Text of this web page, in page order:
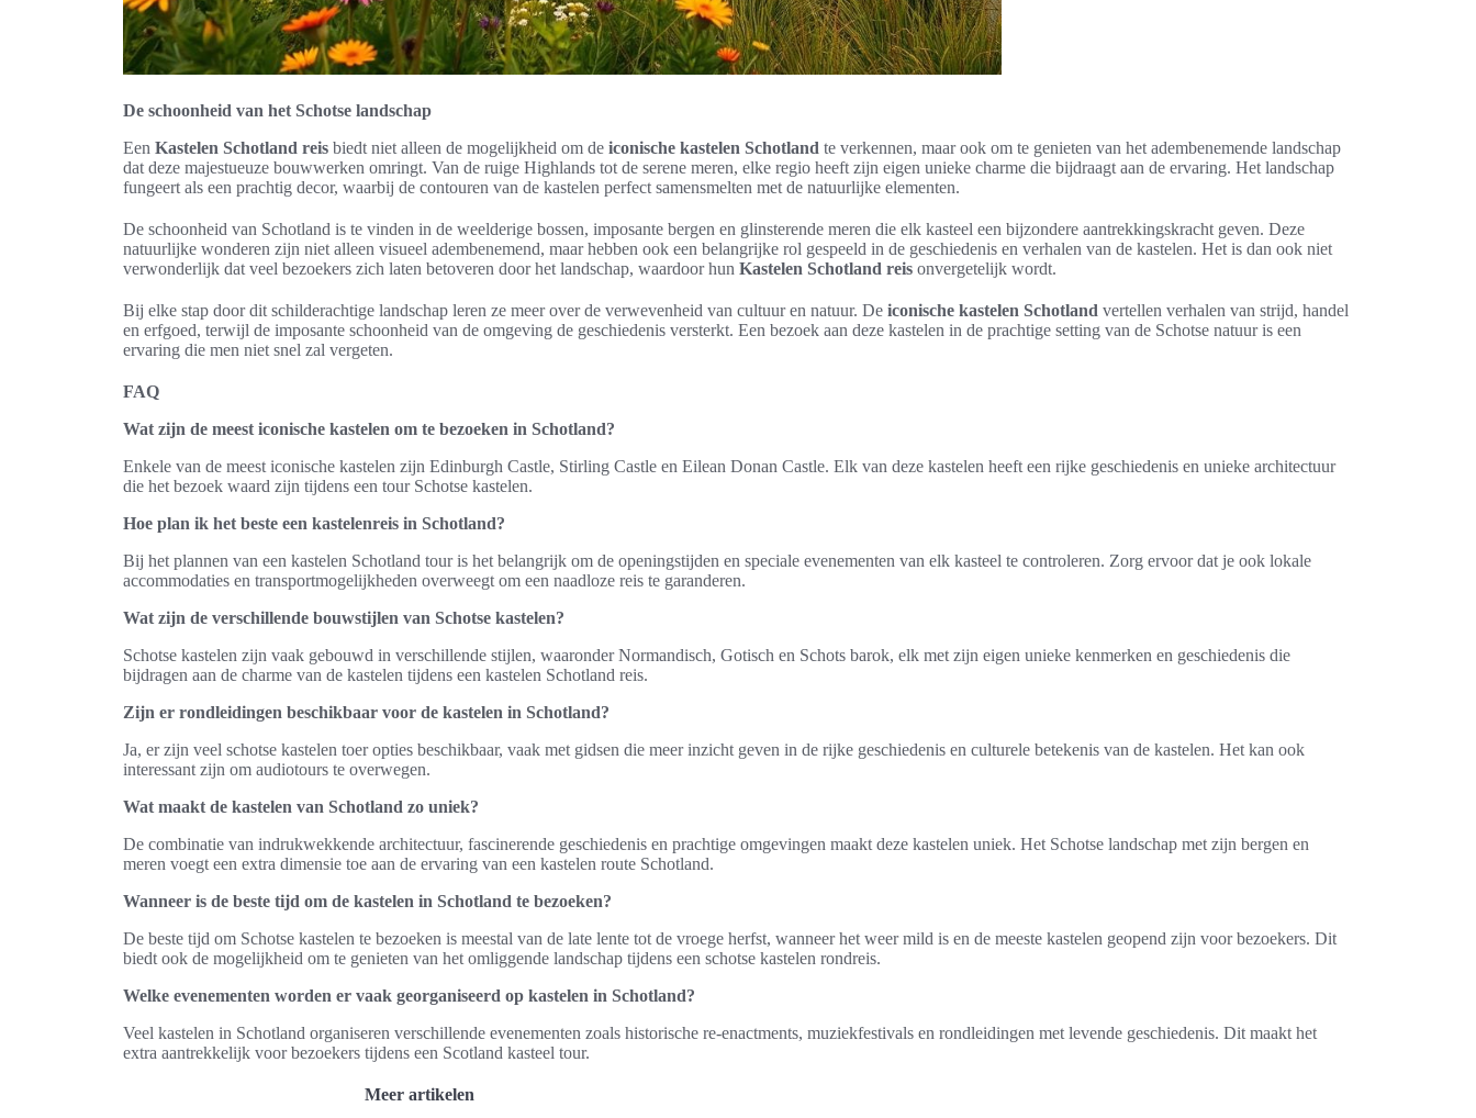
De schoonheid van het Schotse landschap
Een Kastelen Schotland reis biedt niet alleen de mogelijkheid om de iconische kastelen Schotland te verkennen, maar ook om te genieten van het adembenemende landschap
dat deze majestueuze bouwwerken omringt. Van de ruige Highlands tot de serene meren, elke regio heeft zijn eigen unieke charme die bijdraagt aan de ervaring. Het landschap
fungeert als een prachtig decor, waarbij de contouren van de kastelen perfect samensmelten met de natuurlijke elementen.
De schoonheid van Schotland is te vinden in de weelderige bossen, imposante bergen en glinsterende meren die elk kasteel een bijzondere aantrekkingskracht geven. Deze
natuurlijke wonderen zijn niet alleen visueel adembenemend, maar hebben ook een belangrijke rol gespeeld in de geschiedenis en verhalen van de kastelen. Het is dan ook niet
verwonderlijk dat veel bezoekers zich laten betoveren door het landschap, waardoor hun Kastelen Schotland reis onvergetelijk wordt.
Bij elke stap door dit schilderachtige landschap leren ze meer over de verwevenheid van cultuur en natuur. De iconische kastelen Schotland vertellen verhalen van strijd, handel
en erfgoed, terwijl de imposante schoonheid van de omgeving de geschiedenis versterkt. Een bezoek aan deze kastelen in de prachtige setting van de Schotse natuur is een
ervaring die men niet snel zal vergeten.
FAQ
Wat zijn de meest iconische kastelen om te bezoeken in Schotland?
Enkele van de meest iconische kastelen zijn Edinburgh Castle, Stirling Castle en Eilean Donan Castle. Elk van deze kastelen heeft een rijke geschiedenis en unieke architectuur
die het bezoek waard zijn tijdens een tour Schotse kastelen.
Hoe plan ik het beste een kastelenreis in Schotland?
Bij het plannen van een kastelen Schotland tour is het belangrijk om de openingstijden en speciale evenementen van elk kasteel te controleren. Zorg ervoor dat je ook lokale
accommodaties en transportmogelijkheden overweegt om een naadloze reis te garanderen.
Wat zijn de verschillende bouwstijlen van Schotse kastelen?
Schotse kastelen zijn vaak gebouwd in verschillende stijlen, waaronder Normandisch, Gotisch en Schots barok, elk met zijn eigen unieke kenmerken en geschiedenis die
bijdragen aan de charme van de kastelen tijdens een kastelen Schotland reis.
Zijn er rondleidingen beschikbaar voor de kastelen in Schotland?
Ja, er zijn veel schotse kastelen toer opties beschikbaar, vaak met gidsen die meer inzicht geven in de rijke geschiedenis en culturele betekenis van de kastelen. Het kan ook
interessant zijn om audiotours te overwegen.
Wat maakt de kastelen van Schotland zo uniek?
De combinatie van indrukwekkende architectuur, fascinerende geschiedenis en prachtige omgevingen maakt deze kastelen uniek. Het Schotse landschap met zijn bergen en
meren voegt een extra dimensie toe aan de ervaring van een kastelen route Schotland.
Wanneer is de beste tijd om de kastelen in Schotland te bezoeken?
De beste tijd om Schotse kastelen te bezoeken is meestal van de late lente tot de vroege herfst, wanneer het weer mild is en de meeste kastelen geopend zijn voor bezoekers. Dit
biedt ook de mogelijkheid om te genieten van het omliggende landschap tijdens een schotse kastelen rondreis.
Welke evenementen worden er vaak georganiseerd op kastelen in Schotland?
Veel kastelen in Schotland organiseren verschillende evenementen zoals historische re-enactments, muziekfestivals en rondleidingen met levende geschiedenis. Dit maakt het
extra aantrekkelijk voor bezoekers tijdens een Scotland kasteel tour.
Meer artikelen